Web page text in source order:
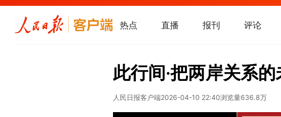
热点 直播 报刊 评论
此行间·把两岸关系
人民日报客户端2026-04-10 22:40浏览量636.8万